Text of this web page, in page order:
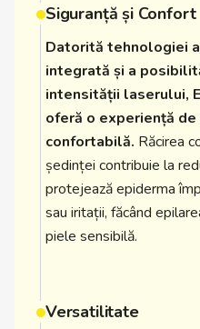
Siguranță și Confort
Datorită tehnologiei
integrată și a
intensității laserului,
oferă o experiență
confortabilă. Răcirea
ședinței contribuie la
protejează epiderma
sau iritații, făcând
piele sensibilă.
Versatilitate